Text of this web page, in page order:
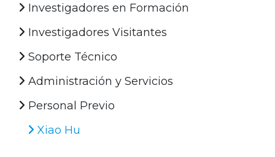
Investigadores en Formación
Investigadores Visitantes
Soporte Técnico
Administración y Servicios
Personal Previo
Xiao Hu